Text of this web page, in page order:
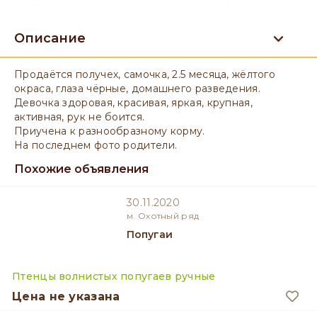
Описание
Продаётся получех, самочка, 2.5 месяца, жёлтого
окраса, глаза чёрные, домашнего разведения.
Девочка здоровая, красивая, яркая, крупная,
активная, рук не боится.
Приучена к разнообразному корму.
На последнем фото родители.
Похожие объявления
30.11.2020
м. Охотный ряд
Попугаи
Птенцы волнистых попугаев ручные
Цена не указана